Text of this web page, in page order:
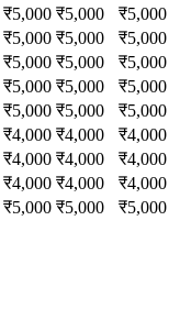
₹5,000 ₹5,000 ₹5,000
₹5,000 ₹5,000 ₹5,000
₹5,000 ₹5,000 ₹5,000
₹5,000 ₹5,000 ₹5,000
₹5,000 ₹5,000 ₹5,000
₹4,000 ₹4,000 ₹4,000
₹4,000 ₹4,000 ₹4,000
₹4,000 ₹4,000 ₹4,000
₹5,000 ₹5,000 ₹5,000